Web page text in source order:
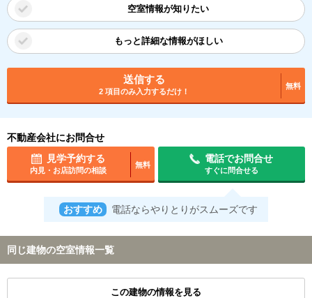
空室情報が知りたい
もっと詳細な情報がほしい
送信する
2 項目のみ入力するだけ！
無料
不動産会社にお問合せ
見学予約する
内見・お店訪問の相談
無料
電話でお問合せ
すぐに問合せる
おすすめ 電話ならやりとりがスムーズです
同じ建物の空室情報一覧
この建物の情報を見る